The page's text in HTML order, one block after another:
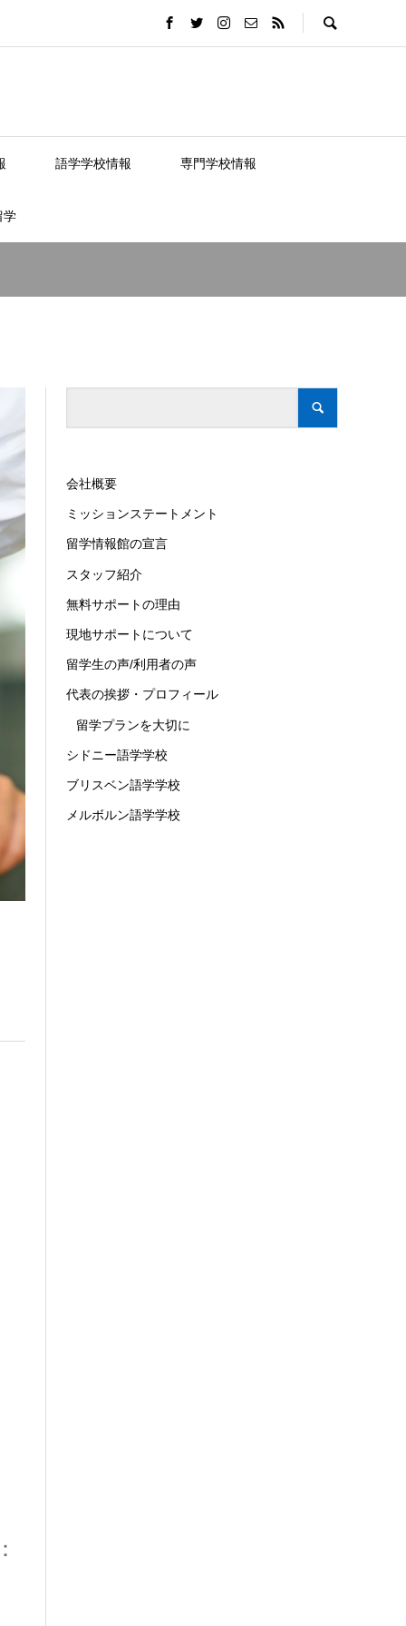
語学学校情報 専門学校情報
学
会社概要
ミッションステートメント
留学情報館の宣言
スタッフ紹介
無料サポートの理由
現地サポートについて
留学生の声/利用者の声
代表の挨拶・プロフィール
留学プランを大切に
シドニー語学学校
ブリスベン語学学校
メルボルン語学学校